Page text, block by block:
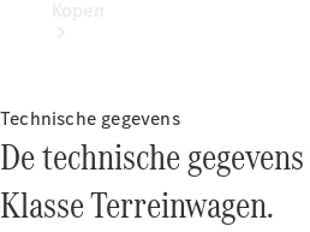
Direct
Technische gegevens
De technische
Klasse Terreinwagen.